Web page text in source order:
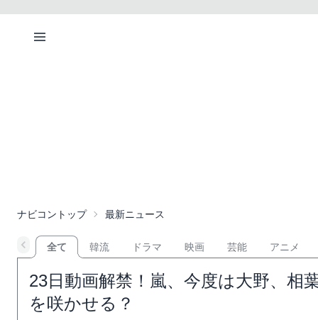
ナビコントップ 最新ニュース
全て 韓流 ドラマ 映画 芸能 アニメ
23日動画解禁！嵐、今度は大野、相
を咲かせる？